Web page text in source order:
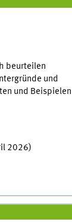
beurteilen
und
und Beispielen
2026)